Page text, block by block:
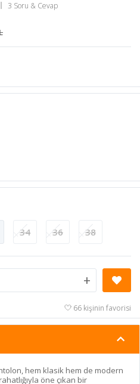
3 Soru & Cevap
34 36 38
+
66 kişinin favorisi
hem klasik hem de modern
öne çıkan bir